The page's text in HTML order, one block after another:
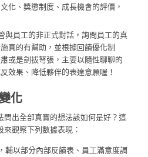
化、獎懲制度、成長機會的評價，
與員工的非正式對話，詢問員工的真
真的有幫助，並根據回饋優化制
或是劍拔弩張，主要以隨性聊聊的
效果、降低夥伴的表達意願喔！
化
出全部真實的想法該如何是好？這
觀察下列數據表現：
輔以部分內部反饋表、員工滿意度調